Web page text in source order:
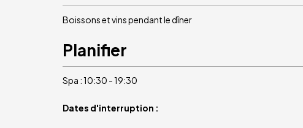
Boissons et vins pendant le dîner
Planifier
Spa : 10:30 - 19:30
Dates d'interruption :